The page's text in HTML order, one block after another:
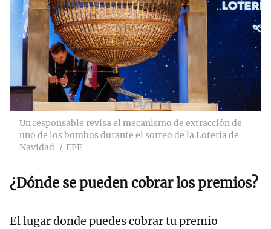
Un responsable revisa el mecanismo de extracción de
uno de los bombos durante el sorteo de la Lotería de
Navidad
EFE
¿Dónde se pueden cobrar los premios?
El lugar donde puedes cobrar tu premio